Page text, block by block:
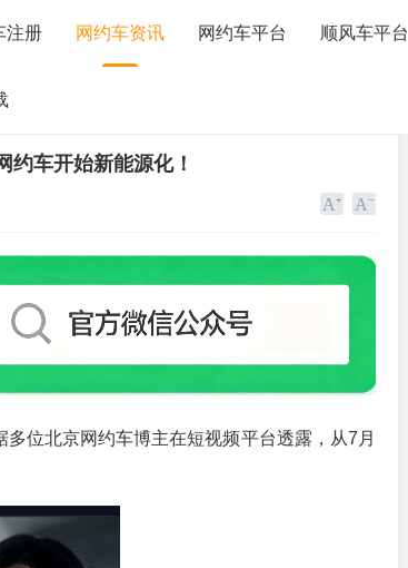
注册 网约车资讯 网约车平台 顺风车平台
约车开始新能源化！
位北京网约车博主在短视频平台透露，从7月